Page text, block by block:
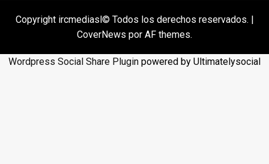
Copyright ircmediasl© Todos los derechos reservados. |
CoverNews por AF themes.
Wordpress Social Share Plugin powered by Ultimatelysocial